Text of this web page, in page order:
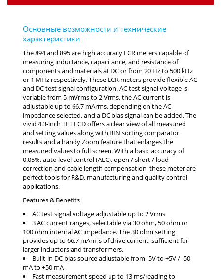
The 894 and 895 are high accuracy LCR meters capable of
measuring inductance, capacitance, and resistance of
components and materials at DC or from 20 Hz to 500 kHz
or 1 MHz respectively. These LCR meters provide flexible AC
and DC test signal configuration. AC test signal voltage is
variable from 5 mVrms to 2 Vrms, the AC current is
adjustable up to 66.7 mArms, depending on the AC
impedance selected, and a DC bias signal can be added. The
vivid 4.3-inch TFT LCD offers a clear view of all measured
and setting values along with BIN sorting comparator
results and a handy Zoom feature that enlarges the
measured values to full screen. With a basic accuracy of
0.05%, auto level control (ALC), open / short / load
correction and cable length compensation, these meter are
perfect tools for R&D, manufacturing and quality control
applications.
Features & Benefits
AC test signal voltage adjustable up to 2 Vrms
3 AC current ranges, selectable via 30 ohm, 50 ohm or
100 ohm internal AC impedance. The 30 ohm setting
provides up to 66.7 mArms of drive current, sufficient for
larger inductors and transformers.
Built-in DC bias source adjustable from -5V to +5V / -50
mA to +50 mA
Fast measurement speed up to 13 ms/reading to